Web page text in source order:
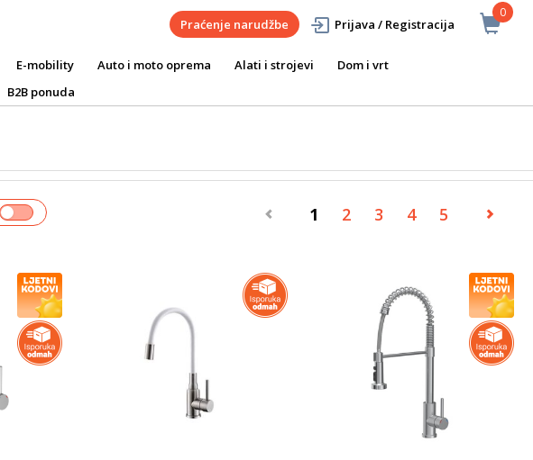
0
Praćenje narudžbe Prijava / Registracija
E-mobility Auto i moto oprema Alati i strojevi
Dom i vrt
B2B ponuda
1 2 3 4 5